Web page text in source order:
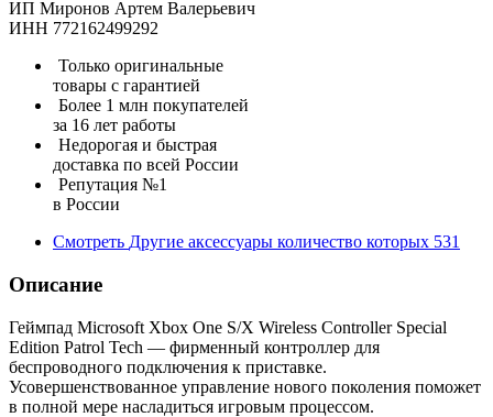
ИП Миронов Артем Валерьевич
ИНН 772162499292
Только оригинальные
товары с гарантией
Более 1 млн покупателей
за 16 лет работы
Недорогая и быстрая
доставка по всей России
Репутация №1
в России
Смотреть Другие аксессуары количество которых 531
Описание
Геймпад Microsoft Xbox One S/X Wireless Controller Special
Edition Patrol Tech — фирменный контроллер для
беспроводного подключения к приставке.
Усовершенствованное управление нового поколения поможет
в полной мере насладиться игровым процессом.